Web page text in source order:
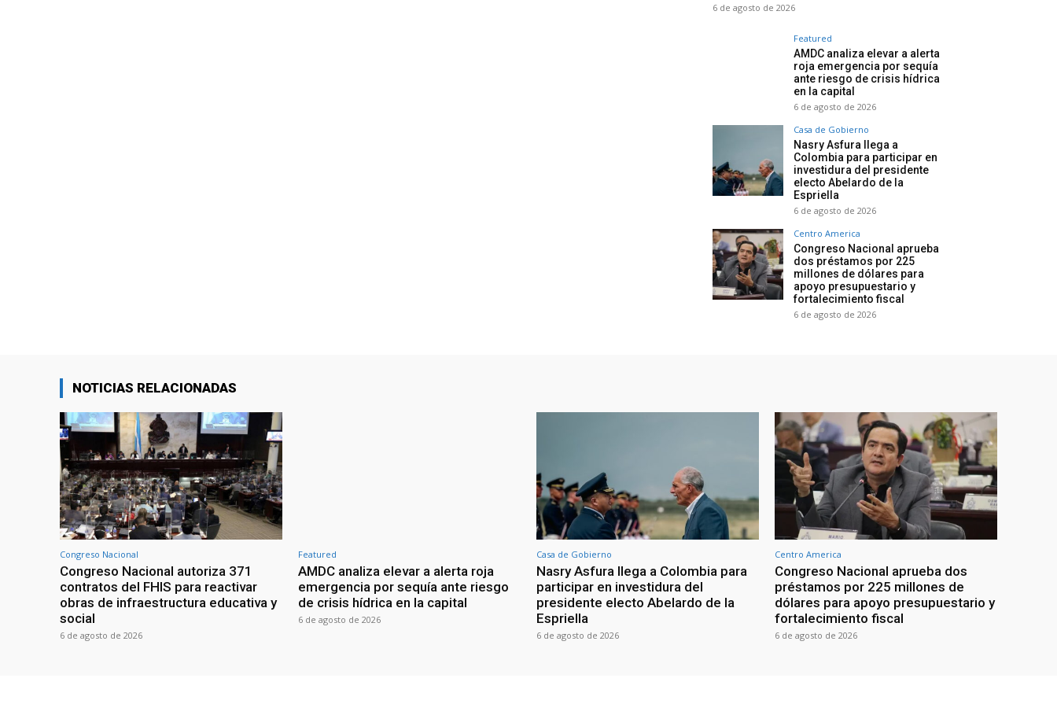
6 de agosto de 2026
Featured
AMDC analiza elevar a alerta
roja emergencia por sequía
ante riesgo de crisis hídrica
en la capital
6 de agosto de 2026
Casa de Gobierno
Nasry Asfura llega a
Colombia para participar en
investidura del presidente
electo Abelardo de la
Espriella
6 de agosto de 2026
Centro America
Congreso Nacional aprueba
dos préstamos por 225
millones de dólares para
apoyo presupuestario y
fortalecimiento fiscal
6 de agosto de 2026
NOTICIAS RELACIONADAS
Congreso Nacional
Congreso Nacional autoriza 371
contratos del FHIS para reactivar
obras de infraestructura educativa y
social
6 de agosto de 2026
Featured
AMDC analiza elevar a alerta roja
emergencia por sequía ante riesgo
de crisis hídrica en la capital
6 de agosto de 2026
Casa de Gobierno
Nasry Asfura llega a Colombia para
participar en investidura del
presidente electo Abelardo de la
Espriella
6 de agosto de 2026
Centro America
Congreso Nacional aprueba dos
préstamos por 225 millones de
dólares para apoyo presupuestario y
fortalecimiento fiscal
6 de agosto de 2026